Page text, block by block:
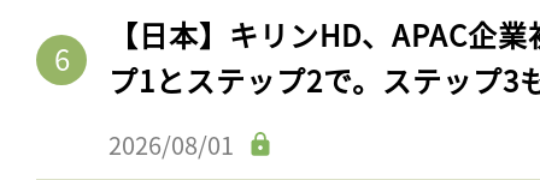
【日本】キリンHD、APAC企
プ1とステップ2で。ステップ3
2026/08/01
ログイン